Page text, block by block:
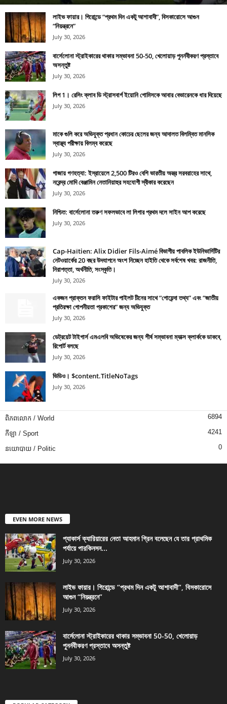
লাইভ ফায়ার। গিরোন্ডে “প্রথম দিন একটু আশাবাদী”, বিসকারোসে আগুন
“নিয়ন্ত্রনে”
July 30, 2026
বার্সেলোনা স্ট্রাইকারের থাকার সম্ভাবনা 50-50, খেলোয়াড় পুনর্নবীকরণ প্রস্তাবে
অসন্তুষ্ট
July 30, 2026
লিগ 1। রেসিং ক্লাব ডি স্ট্রাসবার্গ ইয়োনি গোমিসকে আবার বেভারেনকে ধার দিয়েছে
July 30, 2026
মাকে গুলি করে অভিযুক্ত প্রধান কোচের ছেলের জন্য আদালত বিলম্বিত মানসিক
স্বাস্থ্য পরীক্ষায় বিলম্ব করেছে
July 30, 2026
গাজায় গণহত্যা: ইস্রায়েলে 2,500 টিরও বেশি ভারতীয় অস্ত্র সরবরাহের সাথে,
নরেন্দ্র মোদি বেঞ্জামিন নেতানিয়াহুর সহযোগী স্বীকার করেছেন
July 30, 2026
নিশ্চিত: বার্সেলোনা তরুণ সফলভাবে লা লিগার প্রথম দলে সাইন আপ করেছে
July 30, 2026
Cap-Haïtien: Alix Didier Fils-Aimé বিভাগীয় পাবলিক ইউনিভার্সিটির
নেটওয়ার্কের 20 বছর উদযাপনে অংশ নিচ্ছেন হাইতি থেকে সর্বশেষ খবর: রাজনীতি,
নিরাপত্তা, অর্থনীতি, সংস্কৃতি।
July 30, 2026
একজন প্রাক্তন ফরাসি ফাইটার পাইলট চীনের সাথে “গোয়েন্দা তথ্য” এবং “জাতীয়
প্রতিরক্ষা গোপনীয়তা প্রকাশের” জন্য অভিযুক্ত
July 30, 2026
ডেট্রয়েট টাইগার্স এমএলবি অভিষেকের জন্য শীর্ষ সম্ভাবনা ম্যাক্স ক্লার্ককে ডাকবে,
রিপোর্ট বলছে
July 30, 2026
ভিডিও। $content.TitleNoTags
July 30, 2026
ពិភពលោក / World 6894
កីឡា / Sport 4241
នយោបាយ / Politic 0
EVEN MORE NEWS
প্যাকার্স ক্যারিয়ারের নেতা আহমান গ্রিন বলেছেন যে তার প্রাথমিক
পর্যায়ে পারকিনসন...
July 30, 2026
লাইভ ফায়ার। গিরোন্ডে “প্রথম দিন একটু আশাবাদী”, বিসকারোসে
আগুন “নিয়ন্ত্রনে”
July 30, 2026
বার্সেলোনা স্ট্রাইকারের থাকার সম্ভাবনা 50-50, খেলোয়াড়
পুনর্নবীকরণ প্রস্তাবে অসন্তুষ্ট
July 30, 2026